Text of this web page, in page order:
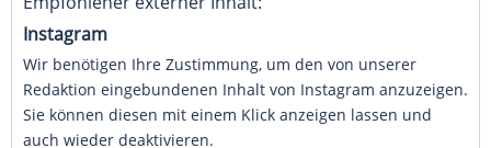
Instagram
Wir benötigen Ihre Zustimmung, um den von unserer
Redaktion eingebundenen Inhalt von Instagram anzuzeigen.
Sie können diesen mit einem Klick anzeigen lassen und
auch wieder deaktivieren.